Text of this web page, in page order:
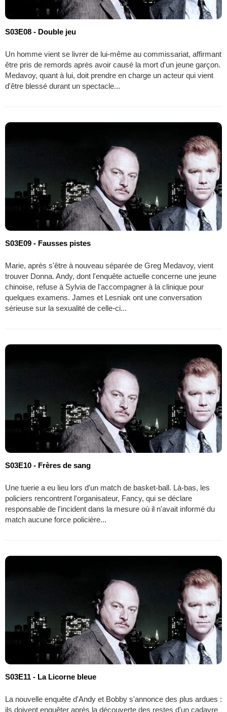
S03E08 - Double jeu
Un homme vient se livrer de lui-même au commissariat, affirmant
être pris de remords après avoir causé la mort d'un jeune garçon.
Medavoy, quant à lui, doit prendre en charge un acteur qui vient
d'être blessé durant un spectacle...
S03E09 - Fausses pistes
Marie, après s'être à nouveau séparée de Greg Medavoy, vient
trouver Donna. Andy, dont l'enquête actuelle concerne une jeune
chinoise, refuse à Sylvia de l'accompagner à la clinique pour
quelques examens. James et Lesniak ont une conversation
sérieuse sur la sexualité de celle-ci...
S03E10 - Frères de sang
Une tuerie a eu lieu lors d'un match de basket-ball. Là-bas, les
policiers rencontrent l'organisateur, Fancy, qui se déclare
responsable de l'incident dans la mesure où il n'avait informé du
match aucune force policière...
S03E11 - La Licorne bleue
La nouvelle enquête d'Andy et Bobby s'annonce des plus ardues :
ils doivent enquêter après la découverte des restes d'un cadavre